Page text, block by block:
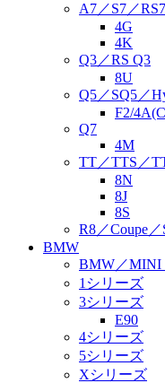
A7／S7／RS7
4G
4K
Q3／RS Q3
8U
Q5／SQ5／
F2/
Q7
4M
TT／TTS／
8N
8J
8S
R8／Coupe／
BMW
BMW／MINI
1シリーズ
3シリーズ
E90
4シリーズ
5シリーズ
Xシリーズ